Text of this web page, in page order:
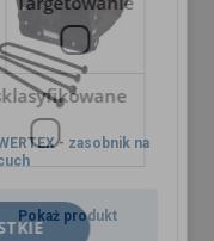
- zasobnik na
Pokaż produkt